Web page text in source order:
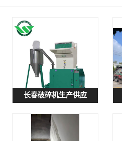
长春破碎机生产供应